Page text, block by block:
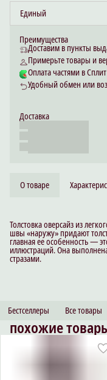
Единый
Преимущества
Доставим в пункты
Примерьте товары и
Оплата частями в Сплит
Удобный обмен или
Доставка
О товаре
Толстовка оверсайз из
швы «наружу» придают
главная ее особенность —
иллюстраций. Она
стразами.
Бестселлеры Все товары
похожие